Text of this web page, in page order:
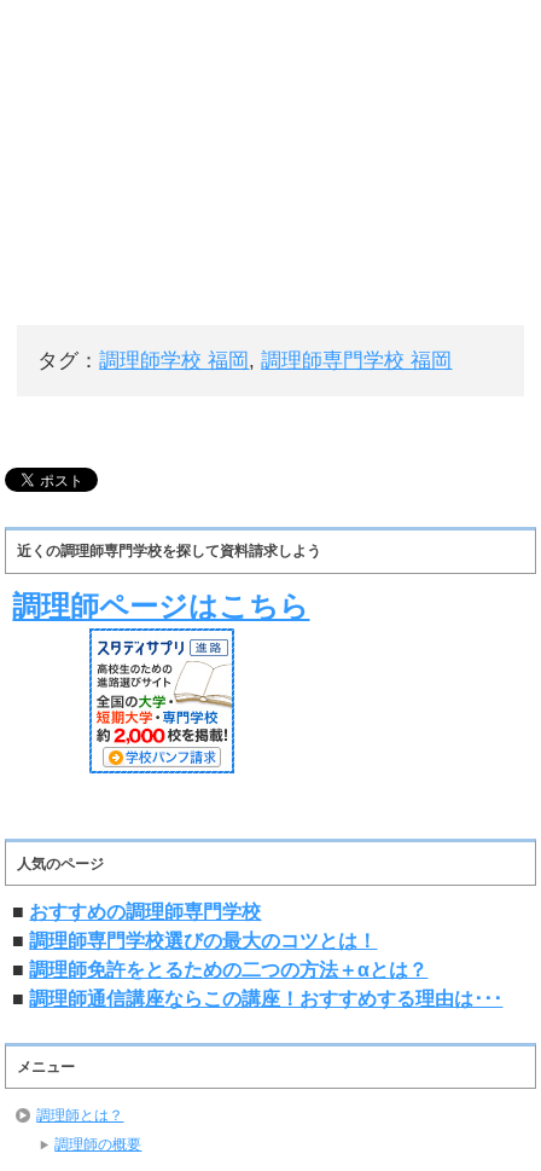
タグ：調理師学校 福岡,調理師専門学校 福岡
近くの調理師専門学校を探して資料請求しよう
調理師ページはこちら
人気のページ
■ おすすめの調理師専門学校
■調理師専門学校選びの最大のコツとは！
■調理師免許をとるための二つの方法＋αとは？
■調理師通信講座ならこの講座！おすすめする理由は･･･
メニュー
調理師とは？
調理師の概要